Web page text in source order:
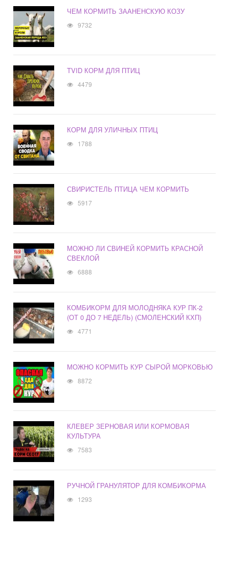
ЧЕМ КОРМИТЬ ЗААНЕНСКУЮ КОЗУ
9732
TVID КОРМ ДЛЯ ПТИЦ
4479
КОРМ ДЛЯ УЛИЧНЫХ ПТИЦ
1788
СВИРИСТЕЛЬ ПТИЦА ЧЕМ КОРМИТЬ
5917
МОЖНО ЛИ СВИНЕЙ КОРМИТЬ КРАСНОЙ
СВЕКЛОЙ
6888
КОМБИКОРМ ДЛЯ МОЛОДНЯКА КУР ПК-2
(ОТ 0 ДО 7 НЕДЕЛЬ) (СМОЛЕНСКИЙ КХП)
4771
МОЖНО КОРМИТЬ КУР СЫРОЙ МОРКОВЬЮ
8872
КЛЕВЕР ЗЕРНОВАЯ ИЛИ КОРМОВАЯ
КУЛЬТУРА
7583
РУЧНОЙ ГРАНУЛЯТОР ДЛЯ КОМБИКОРМА
1293